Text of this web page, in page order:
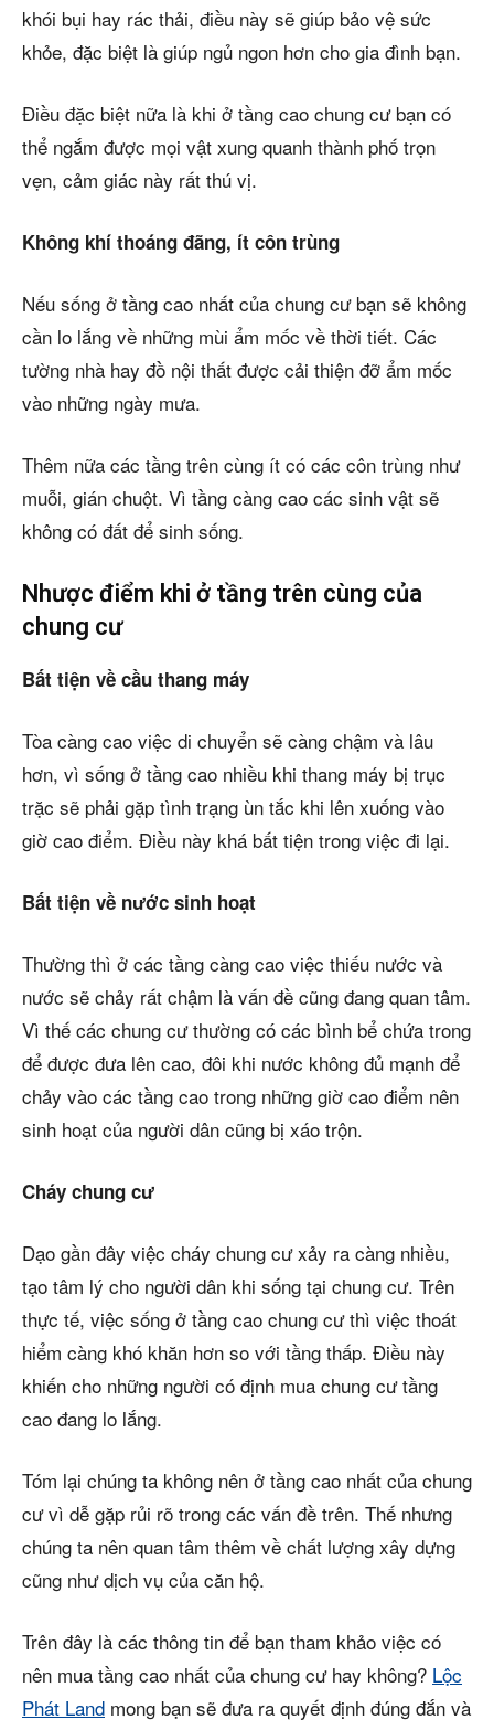
khói bụi hay rác thải, điều này sẽ giúp bảo vệ sức
khỏe, đặc biệt là giúp ngủ ngon hơn cho gia đình bạn.
Điều đặc biệt nữa là khi ở tầng cao chung cư bạn có
thể ngắm được mọi vật xung quanh thành phố trọn
vẹn, cảm giác này rất thú vị.
Không khí thoáng đãng, ít côn trùng
Nếu sống ở tầng cao nhất của chung cư bạn sẽ không
cần lo lắng về những mùi ẩm mốc về thời tiết. Các
tường nhà hay đồ nội thất được cải thiện đỡ ẩm mốc
vào những ngày mưa.
Thêm nữa các tầng trên cùng ít có các côn trùng như
muỗi, gián chuột. Vì tầng càng cao các sinh vật sẽ
không có đất để sinh sống.
Nhược điểm khi ở tầng trên cùng của
chung cư
Bất tiện về cầu thang máy
Tòa càng cao việc di chuyển sẽ càng chậm và lâu
hơn, vì sống ở tầng cao nhiều khi thang máy bị trục
trặc sẽ phải gặp tình trạng ùn tắc khi lên xuống vào
giờ cao điểm. Điều này khá bất tiện trong việc đi lại.
Bất tiện về nước sinh hoạt
Thường thì ở các tầng càng cao việc thiếu nước và
nước sẽ chảy rất chậm là vấn đề cũng đang quan tâm.
Vì thế các chung cư thường có các bình bể chứa trong
để được đưa lên cao, đôi khi nước không đủ mạnh để
chảy vào các tầng cao trong những giờ cao điểm nên
sinh hoạt của người dân cũng bị xáo trộn.
Cháy chung cư
Dạo gần đây việc cháy chung cư xảy ra càng nhiều,
tạo tâm lý cho người dân khi sống tại chung cư. Trên
thực tế, việc sống ở tầng cao chung cư thì việc thoát
hiểm càng khó khăn hơn so với tầng thấp. Điều này
khiến cho những người có định mua chung cư tầng
cao đang lo lắng.
Tóm lại chúng ta không nên ở tầng cao nhất của chung
cư vì dễ gặp rủi rõ trong các vấn đề trên. Thế nhưng
chúng ta nên quan tâm thêm về chất lượng xây dựng
cũng như dịch vụ của căn hộ.
Trên đây là các thông tin để bạn tham khảo việc có
nên mua tầng cao nhất của chung cư hay không? Lộc
Phát Land mong bạn sẽ đưa ra quyết định đúng đắn và